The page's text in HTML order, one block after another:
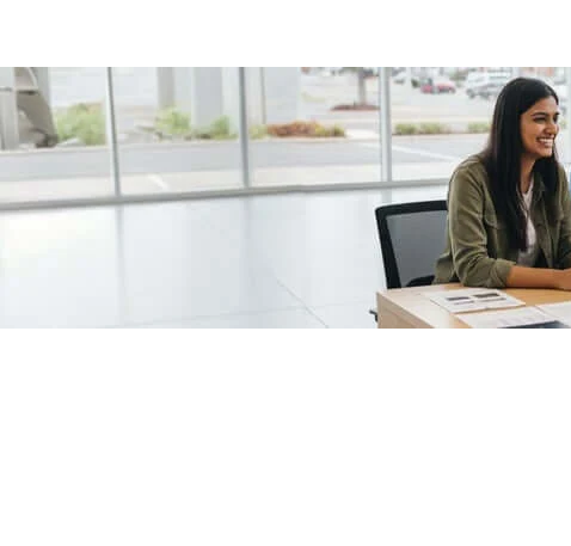
/fragments/plp-details